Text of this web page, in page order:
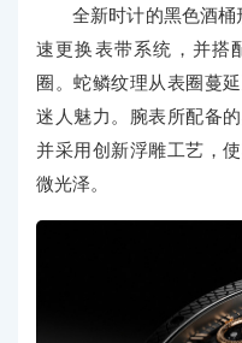
全新时计的黑色酒桶
速更换表带系统，并搭
圈。蛇鳞纹理从表圈蔓
迷人魅力。腕表所配备
并采用创新浮雕工艺，
微光泽。